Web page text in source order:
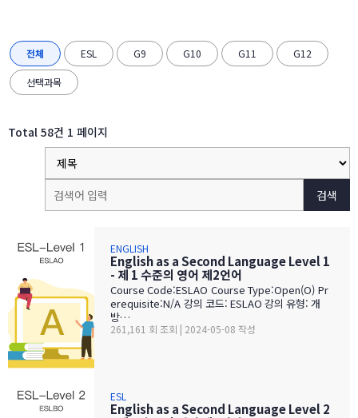
전체 ESL G9 G10 G11 G12
선택과목
Total 58건 1 페이지
검색
ENGLISH
English as a Second Language Level 1
- 제 1 수준의 영어 제2언어
Course Code:ESLAO Course Type:Open(O) Pr
erequisite:N/A 강의 코드: ESLAO 강의 유형: 개
방…
261,161 회 조회 | 2024-05-08 작성
ESL
English as a Second Language Level 2